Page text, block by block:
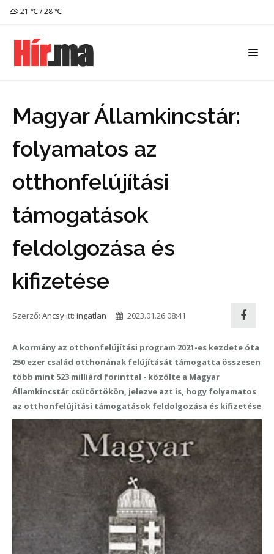
21 ℃ / 28 ℃
Magyar Államkincstár:
folyamatos az
otthonfelújítási
támogatások
feldolgozása és
kifizetése
Szerző: Ancsy itt: ingatlan 2023.01.26 08:41
A kormány az otthonfelújítási program 2021-es kezdete óta
250 ezer család otthonának felújítását támogatta összesen
több mint 523 milliárd forinttal - közölte a Magyar
Államkincstár csütörtökön, jelezve azt is, hogy folyamatos
az otthonfelújítási támogatások feldolgozása és kifizetése